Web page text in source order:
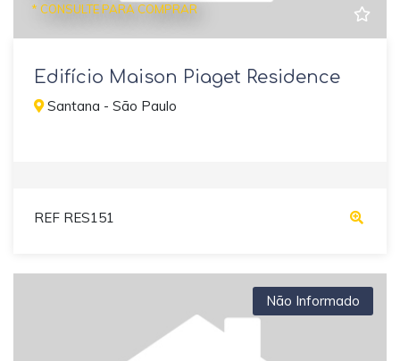
* CONSULTE PARA COMPRAR
Edifício Maison Piaget Residence
Santana - São Paulo
REF RES151
Não Informado